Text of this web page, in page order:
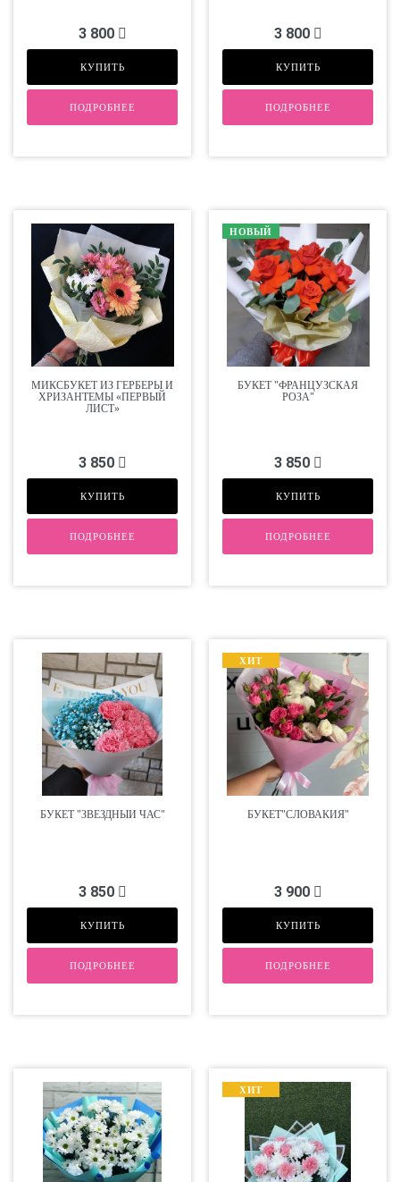
3 800
КУПИТЬ
ПОДРОБНЕЕ
3 800
КУПИТЬ
ПОДРОБНЕЕ
МИКСБУКЕТ ИЗ ГЕРБЕРЫ И
ХРИЗАНТЕМЫ «ПЕРВЫЙ
ЛИСТ»
3 850
КУПИТЬ
ПОДРОБНЕЕ
НОВЫЙ
БУКЕТ "ФРАНЦУЗСКАЯ
РОЗА"
3 850
КУПИТЬ
ПОДРОБНЕЕ
БУКЕТ "ЗВЁЗДНЫЙ ЧАС"
3 850
КУПИТЬ
ПОДРОБНЕЕ
ХИТ
БУКЕТ"СЛОВАКИЯ"
3 900
КУПИТЬ
ПОДРОБНЕЕ
ХИТ